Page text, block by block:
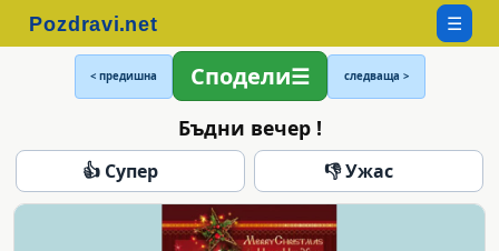
☰
< предишна Сподели следваща >
Бъдни вечер !
👍 Супер 👎 Ужас